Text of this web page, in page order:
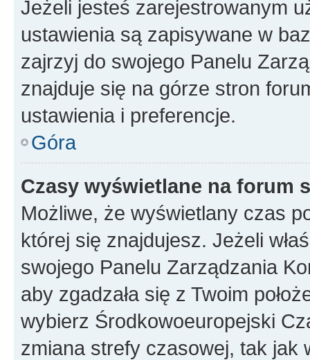
Jeżeli jesteś zarejestrowanym
ustawienia są zapisywane w
zajrzyj do swojego Panelu
znajduje się na górze stron
ustawienia i preferencje.
Góra
Czasy wyświetlane na forum
Możliwe, że wyświetlany czas
której się znajdujesz. Jeżeli
swojego Panelu Zarządzania
aby zgadzała się z Twoim
wybierz Środkowoeuropejski
zmiana strefy czasowej, tak jak